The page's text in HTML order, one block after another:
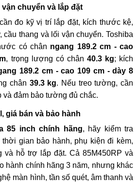
chuyển và lắp đặt
đo kỹ vị trí lắp đặt, kích thước kệ,
cầu thang và lối vận chuyển. Toshiba
có chân ngang 189.2 cm - cao
, trọng lượng có chân 40.3 kg; kích
189.2 cm - cao 109 cm - dày 8
chân 39.3 kg. Nếu treo tường, cần
và đảm bảo tường đủ chắc.
giá bán và bảo hành
85 inch chính hãng, hãy kiểm tra
gian bảo hành, phụ kiện đi kèm,
và hỗ trợ lắp đặt. Cả 85M450RP và
hành chính hãng 3 năm, nhưng khác
màn hình, tần số quét, âm thanh và